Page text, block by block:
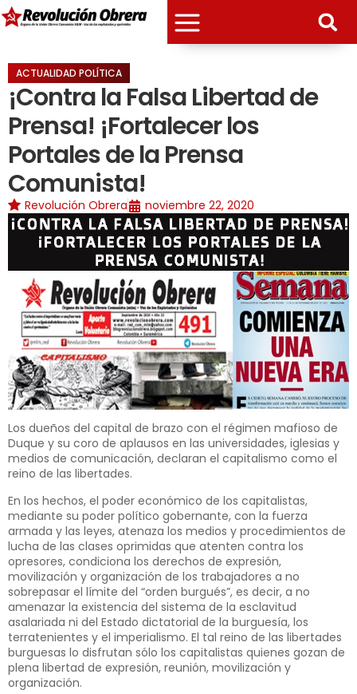
ACTUALIDAD POLÍTICA
¡Contra la Falsa Libertad de
Prensa! ¡Fortalecer los
Portales de la Prensa
Comunista!
Revolución Obrera noviembre 22, 2020
Los dueños del capital de brazo con el régimen mafioso de
Duque y su coro de aplausos en las universidades, iglesias y
medios de comunicación, declaran el capitalismo como el
reino de las libertades.
En los hechos, el poder económico de los capitalistas,
mediante su poder político gobernante, con la fuerza
armada y las leyes, atenaza los medios y procedimientos de
lucha de las clases oprimidas que atenten contra los
opresores, condiciona los derechos de expresión,
movilización y organización de los trabajadores a no
sobrepasar el límite del “orden burgués”, es decir, a no
amenazar la existencia del sistema de la esclavitud
asalariada ni del Estado dictatorial de la burguesía, los
terratenientes y el imperialismo. El tal reino de las libertades
burguesas lo disfrutan sólo los capitalistas quienes gozan de
plena libertad de expresión, reunión, movilización y
organización.